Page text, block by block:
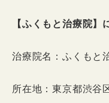
【ふくもと治療院】
治療院名：ふくもと
所在地：東京都渋谷